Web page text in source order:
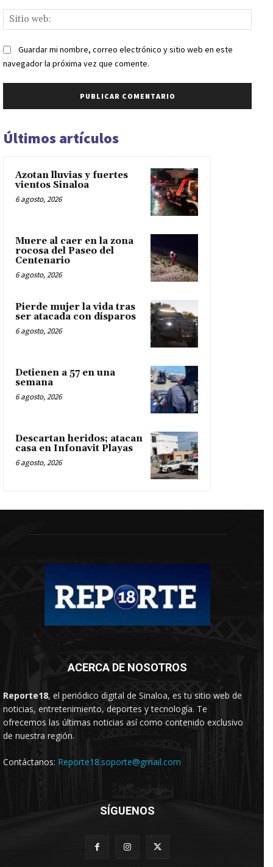
web:
Guardar mi nombre, correo electrónico y sitio web en este
navegador la próxima vez que comente.
Últimos artículos
Azotan lluvias y fuertes
vientos Sinaloa
6 agosto, 2026
Muere al caer en la zona
rocosa del Paseo del
Centenario
6 agosto, 2026
Pierde mujer la vida tras
ser atacada con disparos
6 agosto, 2026
Detienen a 57 en una
semana
6 agosto, 2026
Descartan heridos; atacan
casa en Infonavit Playas
6 agosto, 2026
ACERCA DE NOSOTROS
Reporte18, el periódico digital de Sinaloa, es tu sitio web de
noticias, entretenimiento, deportes y tecnología. Te
ofrecemos las últimas noticias así como contenido exclusivo
de nuestra región.
Contáctanos: Reporte18.soporte@gmail.com
SÍGUENOS